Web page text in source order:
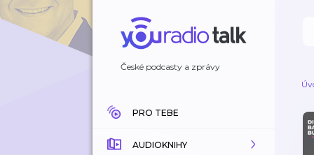
České podcasty a zprávy
PRO TEBE
AUDIOKNIHY